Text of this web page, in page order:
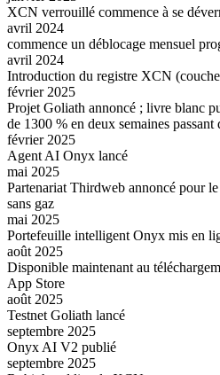
XCN verrouillé commence à se
avril 2024
commence un déblocage mensuel
avril 2024
Introduction du registre XCN
février 2025
Projet Goliath annoncé ; livre blanc
de 1300 % en deux semaines
février 2025
Agent AI Onyx lancé
mai 2025
Partenariat Thirdweb annoncé pour
sans gaz
mai 2025
Portefeuille intelligent Onyx mis en
août 2025
Disponible maintenant au
App Store
août 2025
Testnet Goliath lancé
septembre 2025
Onyx AI V2 publié
septembre 2025